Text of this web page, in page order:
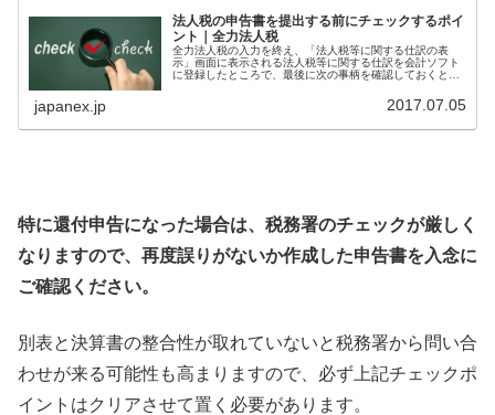
法人税の申告書を提出する前にチェックするポイ
ント｜全力法人税
全力法人税の入力を終え、「法人税等に関する仕訳の表
示」画面に表示される法人税等に関する仕訳を会計ソフト
に登録したところで、最後に次の事柄を確認しておくと安
japanex.jp 2017.07.05
特に還付申告になった場合は、税務署のチェックが厳しく
なりますので、再度誤りがないか作成した申告書を入念に
ご確認ください。
別表と決算書の整合性が取れていないと税務署から問い合
わせが来る可能性も高まりますので、必ず上記チェックポ
イントはクリアさせて置く必要があります。